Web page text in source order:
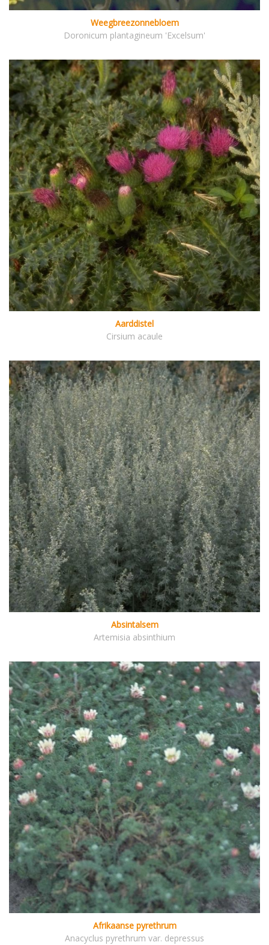
Weegbreezonnebloem
Doronicum plantagineum 'Excelsum'
Aarddistel
Cirsium acaule
Absintalsem
Artemisia absinthium
Afrikaanse pyrethrum
Anacyclus pyrethrum var. depressus